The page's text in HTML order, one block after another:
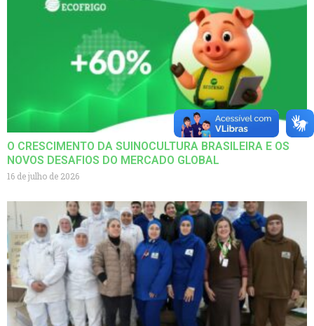
O CRESCIMENTO DA SUINOCULTURA BRASILEIRA E OS
NOVOS DESAFIOS DO MERCADO GLOBAL
16 de julho de 2026